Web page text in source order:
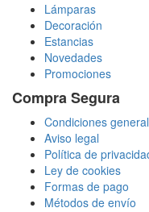
Lámparas
Decoración
Estancias
Novedades
Promociones
Compra Segura
Condiciones
Aviso legal
Política de
Ley de cookies
Formas de pago
Métodos de envío